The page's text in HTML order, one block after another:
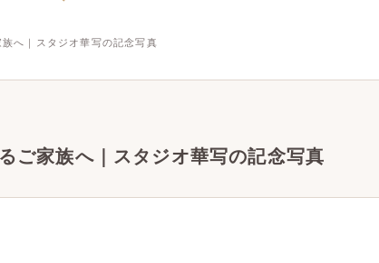
へ｜スタジオ華写の記念写真
ご家族へ｜スタジオ華写の記念写真